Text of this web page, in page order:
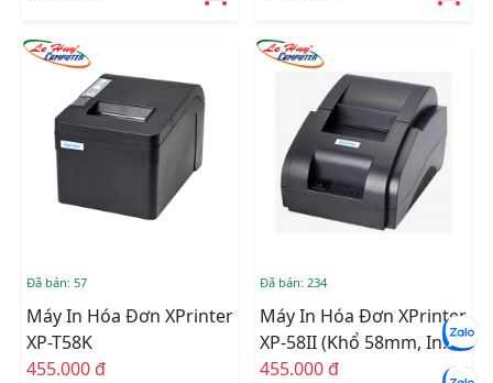
Đã bán: 57
Máy In Hóa Đơn XPrinter
XP-T58K
455.000 đ
Đã bán: 234
Máy In Hóa Đơn XPrinter
XP-58II (khổ 58mm, In
Nhiệt)
455.000 đ